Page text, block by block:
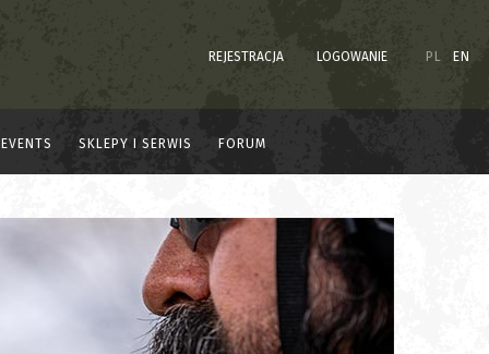
REJESTRACJA LOGOWANIE PL EN
EVENTS SKLEPY I SERWIS FORUM